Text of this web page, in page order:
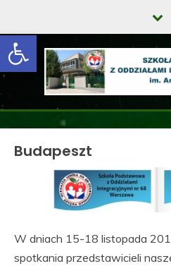
Open toolbar
content
SZKOŁA
NR 68 IM.
Budapeszt
W dniach 15-18 listopada
spotkania przedstawicieli